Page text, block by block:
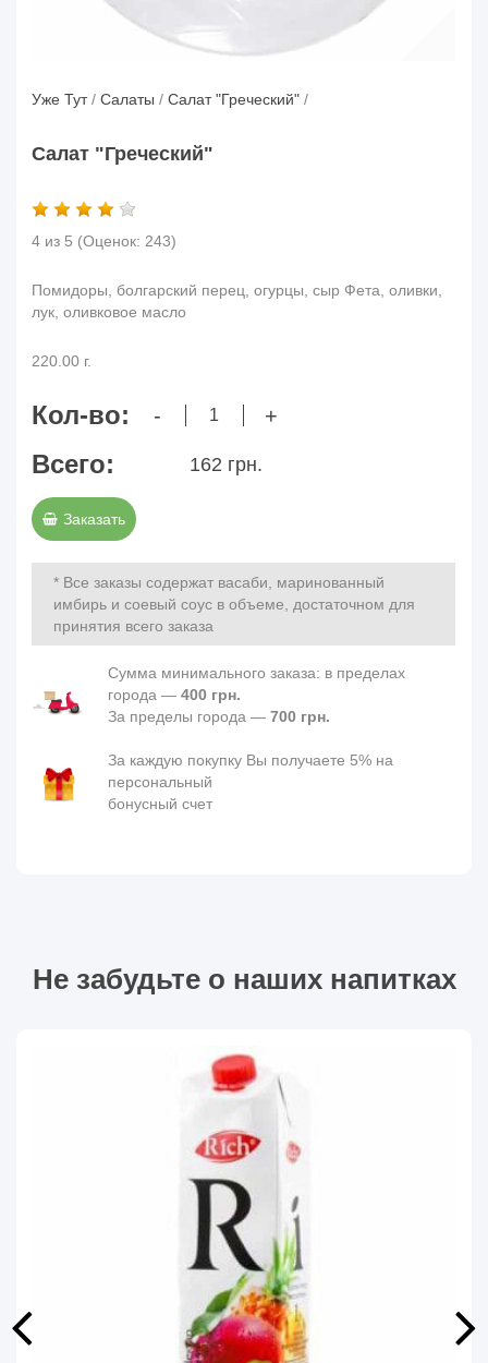
Уже Тут/ Салаты / Салат "Греческий" /
Салат "Греческий"
4 из 5 (Оценок: 243)
Помидоры, болгарский перец, огурцы, сыр Фета, оливки,
лук, оливковое масло
220.00 г.
Кол-во: - +
Всего: 162 грн.
Заказать
* Все заказы содержат васаби, маринованный
имбирь и соевый соус в объеме, достаточном для
принятия всего заказа
Сумма минимального заказа: в пределах
города — 400 грн.
За пределы города — 700 грн.
За каждую покупку Вы получаете 5% на
персональный
бонусный счет
Не забудьте о наших напитках